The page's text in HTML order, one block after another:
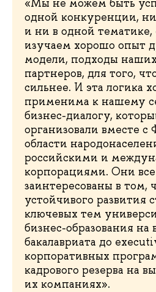
«Мы не можем быть
одной конкуренции,
и ни в одной
изучаем хорошо опыт
модели, подходы
партнеров, для того,
сильнее. И эта логика
применима к нашему
бизнес-диалогу,
организовали вместе
области
российскими и
корпорациями. Они все
заинтересованы в том,
устойчивого развития
ключевых тем
бизнес-образования на
бакалавриата до
корпоративных
кадрового резерва на
их компаниях».